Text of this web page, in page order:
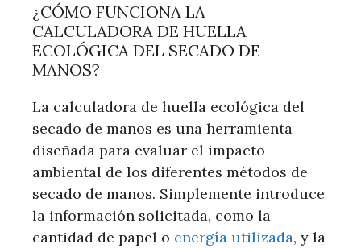
¿CÓMO FUNCIONA LA
CALCULADORA DE HUELLA
ECOLÓGICA DEL SECADO DE
MANOS?
La calculadora de huella ecológica del
secado de manos es una herramienta
diseñada para evaluar el impacto
ambiental de los diferentes métodos de
secado de manos. Simplemente introduce
la información solicitada, como la
cantidad de papel o energía utilizada, y la